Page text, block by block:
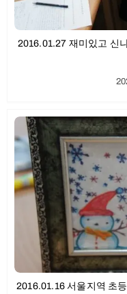
2016.01.27 재미있고 신
2016.01.16 서울지역 초